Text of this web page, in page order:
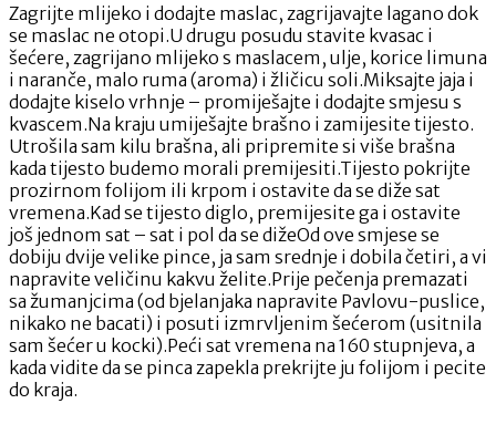
Zagrijte mlijeko i dodajte maslac, zagrijavajte lagano dok
se maslac ne otopi.U drugu posudu stavite kvasac i
šećere, zagrijano mlijeko s maslacem, ulje, korice limuna
i naranče, malo ruma (aroma) i žličicu soli.Miksajte jaja i
dodajte kiselo vrhnje – promiješajte i dodajte smjesu s
kvascem.Na kraju umiješajte brašno i zamijesite tijesto.
Utrošila sam kilu brašna, ali pripremite si više brašna
kada tijesto budemo morali premijesiti.Tijesto pokrijte
prozirnom folijom ili krpom i ostavite da se diže sat
vremena.Kad se tijesto diglo, premijesite ga i ostavite
još jednom sat – sat i pol da se dižeOd ove smjese se
dobiju dvije velike pince, ja sam srednje i dobila četiri, a vi
napravite veličinu kakvu želite.Prije pečenja premazati
sa žumanjcima (od bjelanjaka napravite Pavlovu-puslice,
nikako ne bacati) i posuti izmrvljenim šećerom (usitnila
sam šećer u kocki).Peći sat vremena na 160 stupnjeva, a
kada vidite da se pinca zapekla prekrijte ju folijom i pecite
do kraja.